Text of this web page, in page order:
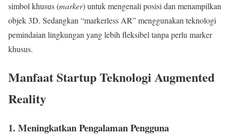
simbol khusus (marker) untuk mengenali posisi dan menampilkan
objek 3D. Sedangkan “markerless AR” menggunakan teknologi
pemindaian lingkungan yang lebih fleksibel tanpa perlu marker
khusus.
Manfaat Startup Teknologi Augmented
Reality
1. Meningkatkan Pengalaman Pengguna